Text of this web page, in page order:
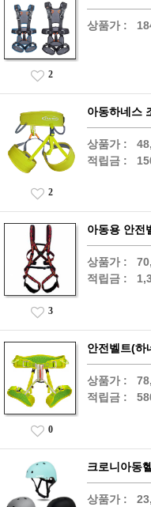
상품가 :
2
아동하네스
상품가 :
적립금 :
2
아동용 안전
상품가 :
적립금 :
3
안전벨트(하
상품가 :
적립금 :
0
크로니아동
상품가 :